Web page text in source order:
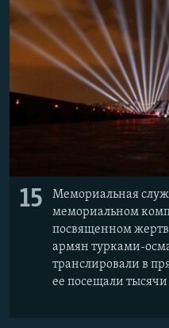
15
Мемориальная
мемориальном
посвященном
армян турками-
транслировали в
ее посещали